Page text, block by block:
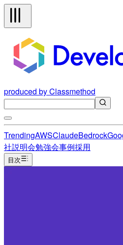
produced by Classmethod
TrendingAWSClaudeBedrock
社説明会勉強会事例採用
目次